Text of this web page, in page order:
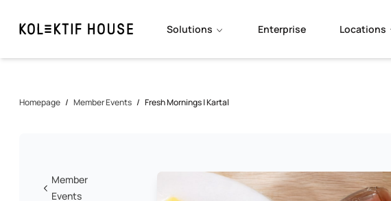
Solutions Enterprise Locations
Homepage / Member Events / Fresh Mornings | Kartal
Member
Events